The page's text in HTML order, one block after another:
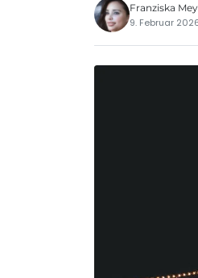
Franziska
9. Februar